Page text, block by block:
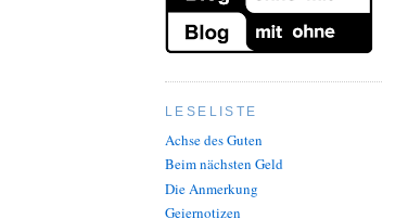
LESELISTE
Achse des Guten
Beim nächsten Geld
Die Anmerkung
Geiernotizen